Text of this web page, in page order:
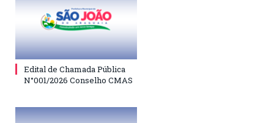
Edital de Chamada Pública
N°001/2026 Conselho CMAS